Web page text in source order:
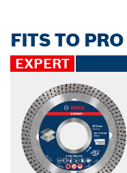
FITS TO
EXPERT